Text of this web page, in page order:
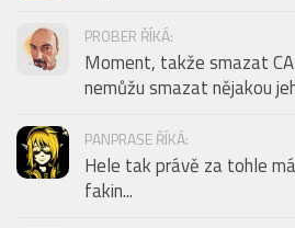
PROBER ŘÍKÁ:
Moment, takže smazat
nemůžu smazat nějakou
PANPRASE ŘÍKÁ:
Hele tak právě za tohle
fakin...